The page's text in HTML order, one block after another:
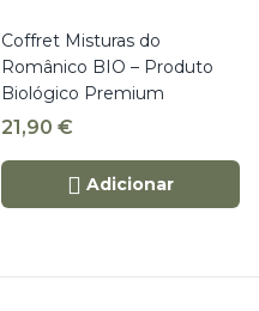
Coffret Misturas do
Românico BIO – Produto
Biológico Premium
21,90 €
Adicionar